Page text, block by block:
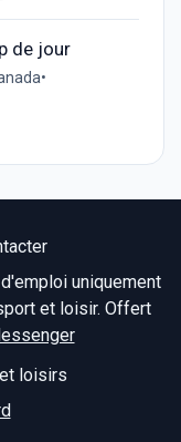
de jour
•
uniquement
et loisir. Offert
loisirs